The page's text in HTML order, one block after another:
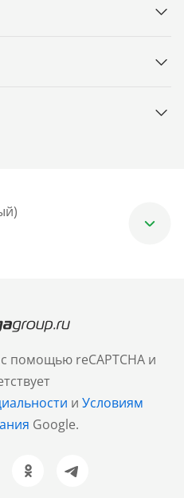
помощью reCAPTCHA и
и Условиям
Google.